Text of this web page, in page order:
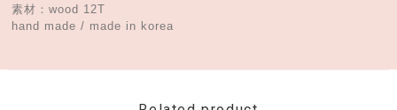
素材：wood 12T
hand made / made in korea